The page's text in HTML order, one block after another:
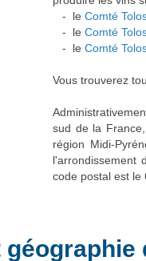
- le Comté
- le Comté
- le Comté
Vous trouverez
sud de la
région Midi-
l'arrondissement
code postal est le